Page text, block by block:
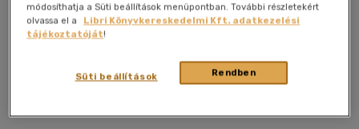
Kívánságlistához adom
módosíthatja a Süti beállítások menüpontban. További részletekért
olvassa el a
Libri Könyvkereskedelmi Kft. adatkezelési
tájékoztatóját!
Rendben
Süti beállítások